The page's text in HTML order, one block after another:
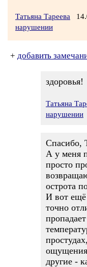
Татьяна Тареева
нарушении
+ добавить
здоровья!
Татьяна
нарушении
Спасибо,
А у меня
просто
острота
И вот ещё
точно
ощущения
другие -